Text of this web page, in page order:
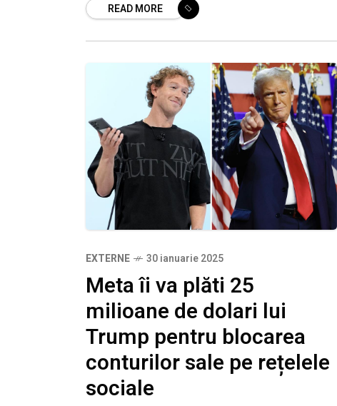
industria tehnologică. Decizia vine în
READ MORE
EXTERNE 30 ianuarie 2025
Meta îi va plăti 25
milioane de dolari lui
Trump pentru blocarea
conturilor sale pe rețelele
sociale